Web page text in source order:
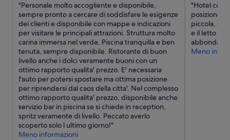
"Personale molto accogliente e disponibile,
sempre pronto a cercare di soddisfare le esigenze
dei clienti e disponibile con mappe e indicazioni
per visitare le principali attrazioni. Struttura molto
carina immersa nel verde, Piscina tranquilla e ben
tenuta, sempre disponibile. Ristorante di buon
livello anche i dolci veramente buoni con un
ottimo rapporto qualita' prezzo. E' necessaria
l'auto per potersi spostare ma ottima posizione
per riprendersi dal caos della citta'. Nel complesso
ottimo rapporto qualita' prezzo, disponibile anche
servizio bar in piscina se si chiede in reception,
spritz veramente di livello. Peccato averlo
scoperto solo l ultimo giorno!"
Meno informazioni
"Hotel
posizione
piccola,
e il letto era
Meno